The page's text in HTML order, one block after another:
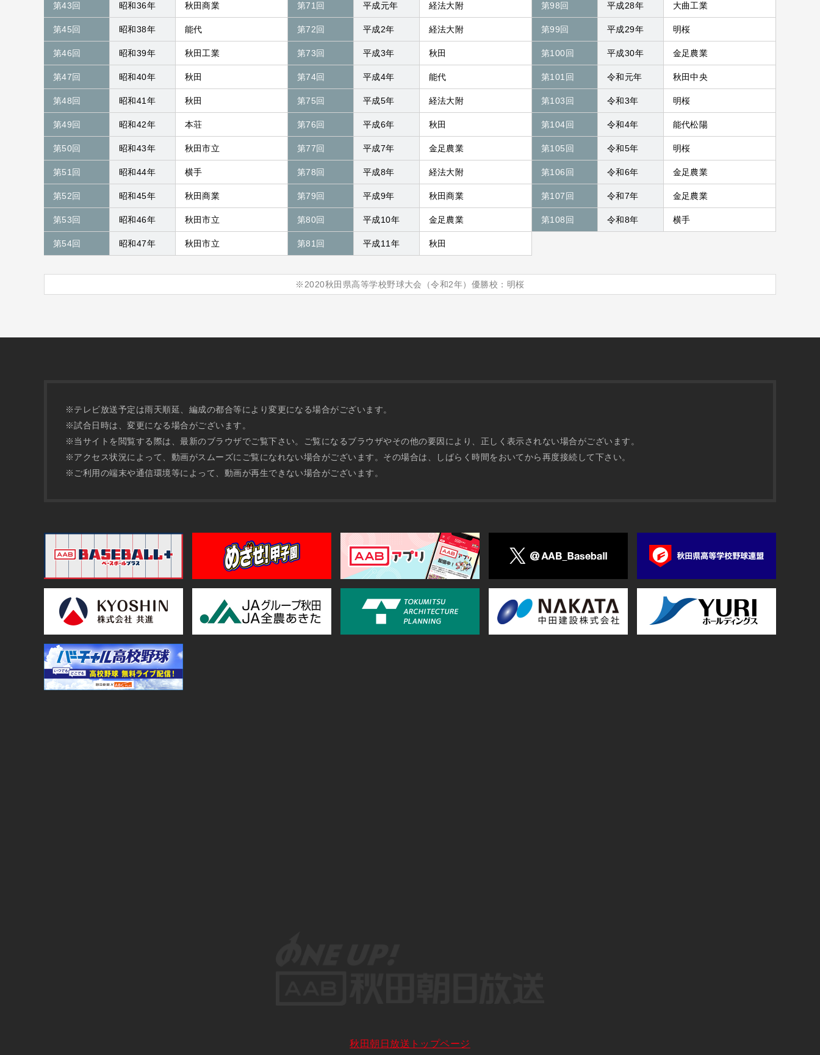
第43回 昭和36年 秋田商業
第45回 昭和38年 能代
第46回 昭和39年 秋田工業
第47回 昭和40年 秋田
第48回 昭和41年 秋田
第49回 昭和42年 本荘
第50回 昭和43年 秋田市立
第51回 昭和44年 横手
第52回 昭和45年 秋田商業
第53回 昭和46年 秋田市立
第54回 昭和47年 秋田市立
第71回 平成元年 経法大附
第72回 平成2年 経法大附
第73回 平成3年 秋田
第74回 平成4年 能代
第75回 平成5年 経法大附
第76回 平成6年 秋田
第77回 平成7年 金足農業
第78回 平成8年 経法大附
第79回 平成9年 秋田商業
第80回 平成10年 金足農業
第81回 平成11年 秋田
第98回 平成28年 大曲工業
第99回 平成29年 明桜
第100回 平成30年 金足農業
第101回 令和元年 秋田中央
第103回 令和3年 明桜
第104回 令和4年 能代松陽
第105回 令和5年 明桜
第106回 令和6年 金足農業
第107回 令和7年 金足農業
第108回 令和8年 横手
※2020秋田県高等学校野球大会（令和2年）優勝校：明桜
※テレビ放送予定は雨天順延、編成の都合等により変更になる場合がございます。
※試合日時は、変更になる場合がございます。
※当サイトを閲覧する際は、最新のブラウザでご覧下さい。ご覧になるブラウザやその他の要因により、正しく表示されない場合がございます。
※アクセス状況によって、動画がスムーズにご覧になれない場合がございます。その場合は、しばらく時間をおいてから再度接続して下さい。
※ご利用の端末や通信環境等によって、動画が再生できない場合がございます。
秋田朝日放送トップページ